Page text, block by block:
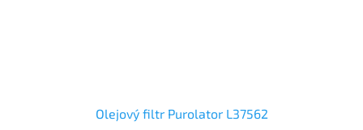
Olejový filtr Purolator L37562